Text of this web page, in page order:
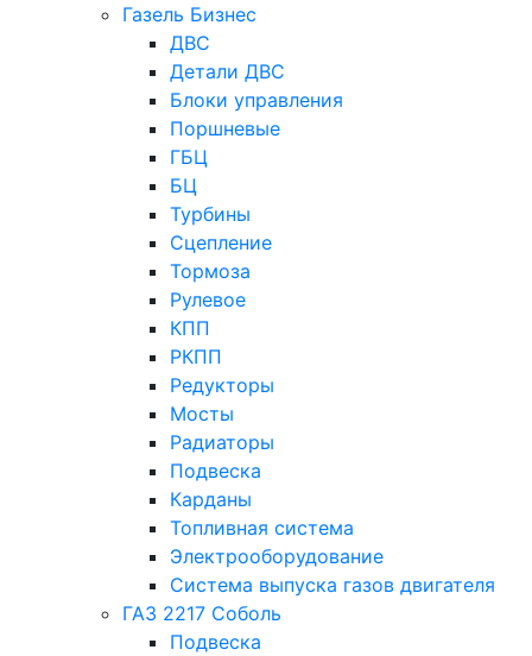
Газель Бизнес
ДВС
Детали ДВС
Блоки управления
Поршневые
ГБЦ
БЦ
Турбины
Сцепление
Тормоза
Рулевое
КПП
РКПП
Редукторы
Мосты
Радиаторы
Подвеска
Карданы
Топливная система
Электрооборудование
Система выпуска газов двигателя
ГАЗ 2217 Соболь
Подвеска